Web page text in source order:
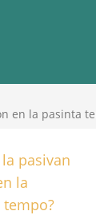
en la pasinta
pasivan
la